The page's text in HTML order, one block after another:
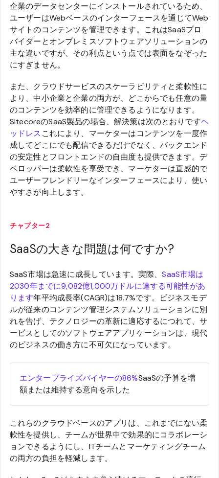
企業のデータセンターにインストールされているため、
ユーザーはWebベースのインターフェースを通じてWeb
サイトのコンテンツを管理できます。これはSaaSプロ
バイダーとオンプレミスソフトウェアソリューションの
主な違いですが、その利点という点では表面をなぞった
にすぎません。
また、クラウドサービスのスケーラビリティと柔軟性に
より、中小企業と企業の両方が、どこからでも任意の量
のコンテンツを効率的に管理できるようになります。
SitecoreのSaaS製品の場合、解決策は次のとおりですヘ
ッドレス これにより、マーケターはコンテンツを一度作
成してどこにでも配信できるだけでなく、バックエンド
の安定性とフロントエンドの自由度も提供できます。デ
ベロッパーは柔軟性を享受でき、マーケターは直感的で
ユーザーフレンドリーなインターフェースにより、使い
やすさが向上します。
チャプター2
SaaSの大きな問題は何ですか?
SaaS市場は急速に成長しています。実際、SaaS市場は
2030年までに9,082億1,000万ドルに達する可能性があ
ります年平均成長率(CAGR)は18.7%です。ビジネスモデ
ルが従来のコンテンツ管理システムソリューションに別
れを告げ、テクノロジーの革新に適応するにつれて、サ
ービスとしてのソフトウェアアプリケーションは、現代
のビジネスの働き方に不可欠になっています。
エンタープライズバイヤーの86%SaaSの予算を増
額または維持する意向を示した
これらのクラウドベースのアプリは、これまでにない柔
軟性を提供し、チームが世界中で効果的にコラボレーシ
ョンできるようにし、ITチームとマーケティングチーム
の両方の負担を軽減します。